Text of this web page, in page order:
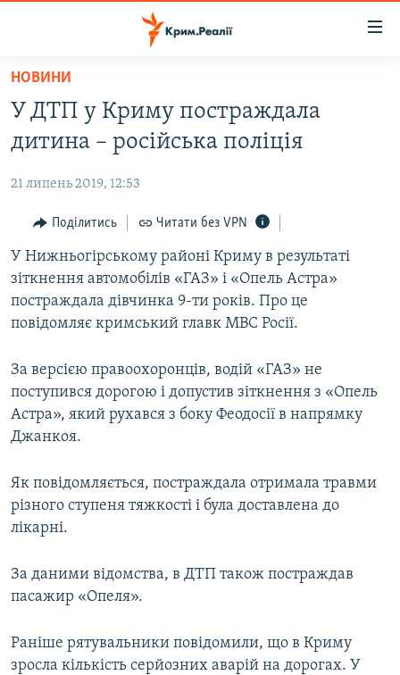
Перейти
основного
матеріалу
до
навігації
Перейти
до
пошуку
ВОДА.КРИМ
ВІДЕО ТА ФОТО
ПОЛІТИКА
БЛОГИ
ПОГЛЯД
ІНТЕРВ'Ю
ВСЕ ЗА ДЕНЬ
ВІДЕОУРОКИ «ELIFBE»
УКРАЇНСЬКА ПРОБЛЕМА КРИМУ
ІНФОГРАФІКА
ЯК ОБІЙТИ БЛОКУВАННЯ
Русский
ДОЛУЧАЙСЯ!
Усі сайти RFE/RL
НОВИНИ
У ДТП у Криму постраждала
дитина – російська поліція
21 липень 2019, 12:53
Поділитись Читати без VPN
У Нижньогірському районі Криму в результаті
зіткнення автомобілів «ГАЗ» і «Опель Астра»
постраждала дівчинка 9-ти років. Про це
повідомляє кримський главк МВС Росії.
За версією правоохоронців, водій «ГАЗ» не
поступився дорогою і допустив зіткнення з «Опель
Астра», який рухався з боку Феодосії в напрямку
Джанкоя.
Як повідомляється, постраждала отримала травми
різного ступеня тяжкості і була доставлена до
лікарні.
За даними відомства, в ДТП також постраждав
пасажир «Опеля».
Раніше рятувальники повідомили, що в Криму
зросла кількість серйозних аварій на дорогах. У